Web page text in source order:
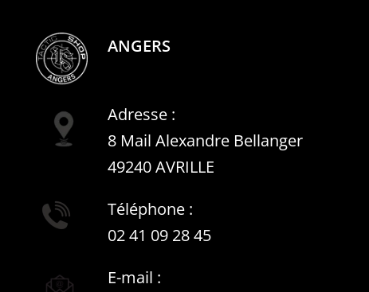
ANGERS
Adresse :
8 Mail Alexandre Bellanger
49240 AVRILLE
Téléphone :
02 41 09 28 45
E-mail :